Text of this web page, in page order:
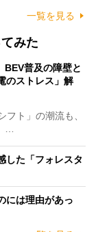
一覧を見る
みた
BEV普及の障壁と
のストレス」解
ト」の潮流も、
…
した「フォレスタ
には理由があっ